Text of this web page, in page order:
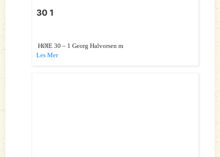
30 1
HØIE 30 – 1 Georg Halvorsen m
Les Mer